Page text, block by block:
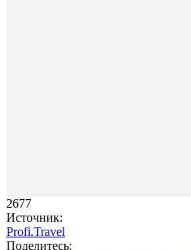
2677
Источник:
Profi.Travel
Поделитесь: